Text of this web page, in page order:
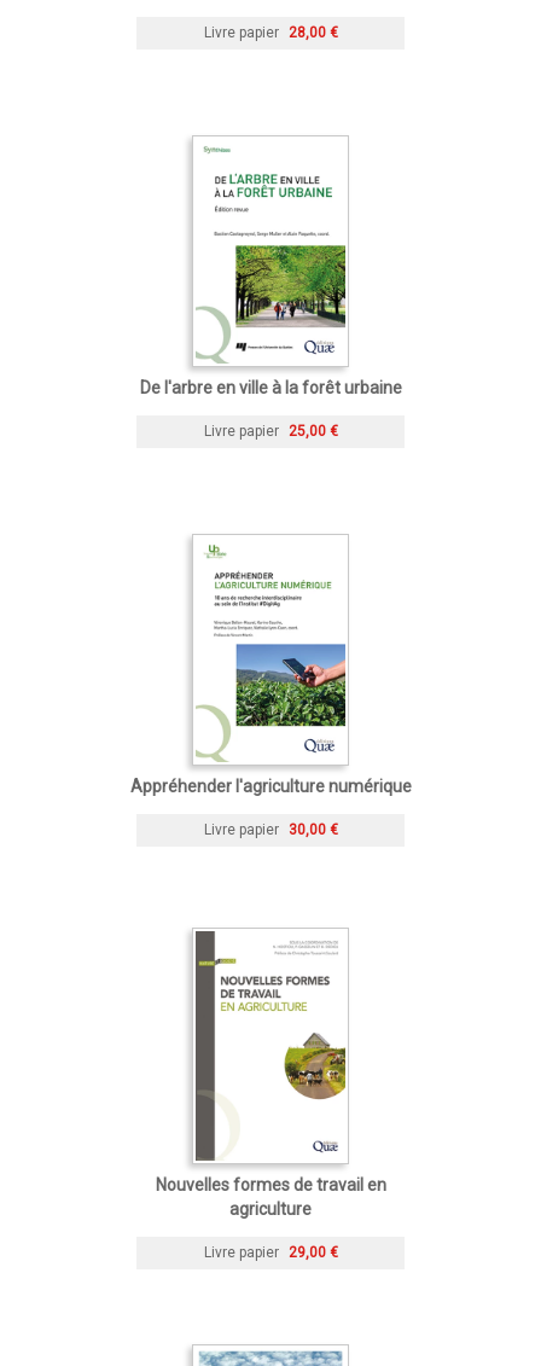
Livre papier 28,00 €
De l'arbre en ville à la forêt urbaine
Livre papier 25,00 €
Appréhender l'agriculture numérique
Livre papier 30,00 €
Nouvelles formes de travail en
agriculture
Livre papier 29,00 €